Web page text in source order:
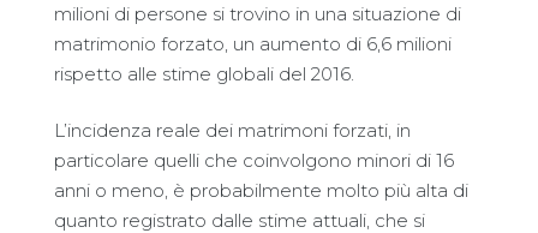
milioni di persone si trovino in una situazione di
matrimonio forzato, un aumento di 6,6 milioni
rispetto alle stime globali del 2016.
L’incidenza reale dei matrimoni forzati, in
particolare quelli che coinvolgono minori di 16
anni o meno, è probabilmente molto più alta di
quanto registrato dalle stime attuali, che si